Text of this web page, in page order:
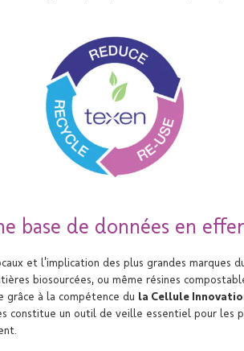
base de données en
et l’implication des plus grandes
biosourcées, ou même résines
grâce à la compétence du la Cellule
constitue un outil de veille essentiel pour les